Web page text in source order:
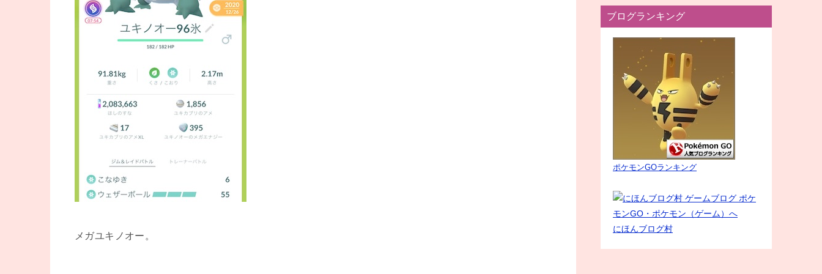
メガユキノオー。
ブログランキング
ポケモンGOランキング
にほんブログ村